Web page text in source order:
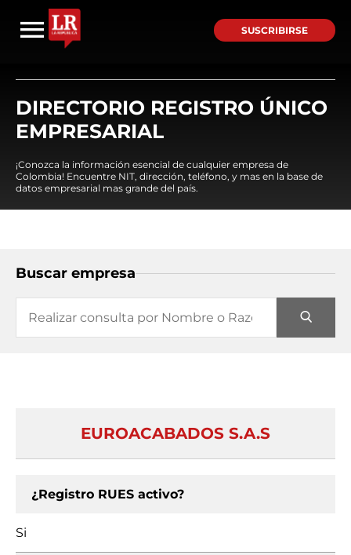
SUSCRIBIRSE
DIRECTORIO REGISTRO ÚNICO
EMPRESARIAL
¡Conozca la información esencial de cualquier empresa de
Colombia! Encuentre NIT, dirección, teléfono, y mas en la base de
datos empresarial mas grande del país.
Buscar empresa
EUROACABADOS S.A.S
¿Registro RUES activo?
Si